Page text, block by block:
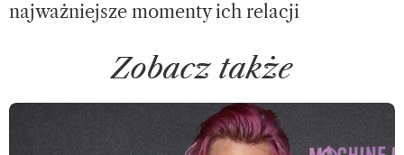
najważniejsze momenty ich relacji
Zobacz także